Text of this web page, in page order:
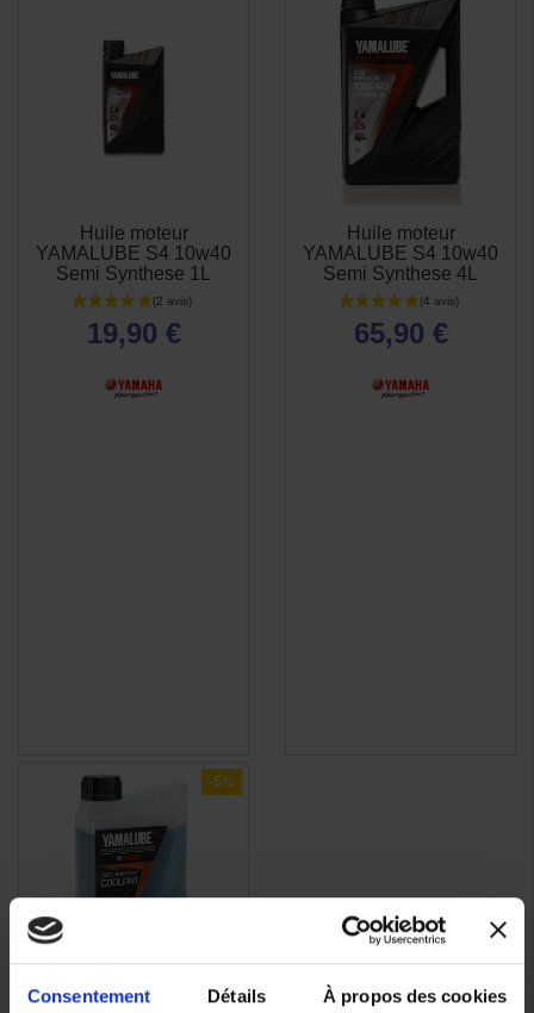
Consentement Détails À propos des cookies
Huile moteur
YAMALUBE S4 10w40
Semi Synthese 1L
19,90 €
Huile moteur
YAMALUBE S4 10w40
Semi Synthese 4L
65,90 €
-5%
APERÇU
RAPIDE